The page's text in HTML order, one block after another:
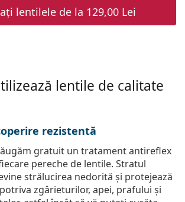
lentilele de la 129,00 Lei
lentile de calitate
rezistentă
gratuit un tratament antireflex
pereche de lentile. Stratul
strălucirea nedorită și protejează
zgârieturilor, apei, prafului și